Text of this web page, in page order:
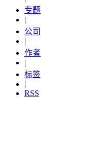
专题
|
公司
|
作者
|
标签
|
RSS